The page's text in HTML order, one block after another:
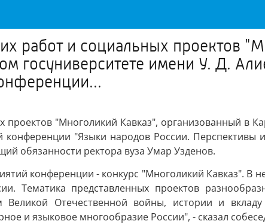
работ и социальных проектов
госуниверситете имени У. Д.
"Многоликий Кавказ", организованный в
конференции "Языки народов России. Перспективы
обязанности ректора вуза Умар Узденов.
конференции - конкурс "Многоликий Кавказ". В
Тематика представленных проектов
Отечественной войны, истории и
и языковое многообразие России", - сказал